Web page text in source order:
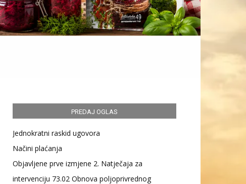
PREDAJ OGLAS
Jednokratni raskid ugovora
Načini plaćanja
Objavljene prve izmjene 2. Natječaja za
intervenciju 73.02 Obnova poljoprivrednog